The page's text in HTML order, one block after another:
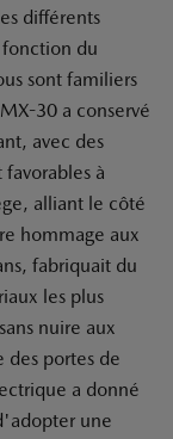
différents
du
sont familiers
30 a conservé
avec des
à
alliant le côté
hommage aux
fabriquait du
les plus
nuire aux
portes de
a donné
une